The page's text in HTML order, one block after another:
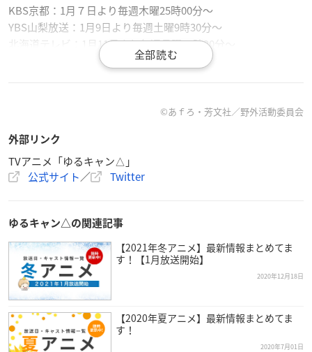
KBS京都：1月７日より毎週木曜25時00分～
YBS山梨放送：1月9日より毎週土曜9時30分～
北海道テレビ：1月11日より毎週月曜25時20分～
SBS静岡放送：1月12日より毎週火曜25時55分～
2021年1月7日(木)よりdアニメストア、ABEMAにて地上波同時
【スタッフ】
原作：あfろ（芳文社「COMIC FUZ」掲載）
キャラクターデザイン：佐々木睦美
プロップデザイン：山岡奈保子・井本美穂・堤谷典子
メカデザイン：遠藤大輔・丸尾一
色彩設計：水野多恵子（スタジオ・ロード）
美術監督：海野よしみ（プロダクション・アイ）
撮影監督：田中博章（スタジオトゥインクル）
音響監督：高寺たけし
音響制作：HALF H・P STUDIO
©あ ｆ ろ・芳文社／野外活動委員会
外部リンク
TVアニメ「ゆるキャン△」
公式サイト／ Twitter
ゆるキャン△の関連記事
【2021年冬アニメ】最新情報まとめてま
す！【1月放送開始】
2020年12月18日
【2020年夏アニメ】最新情報まとめてま
す！
2020年7月01日